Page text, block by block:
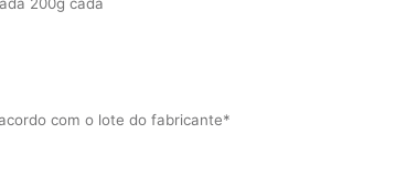
com o lote do fabricante*